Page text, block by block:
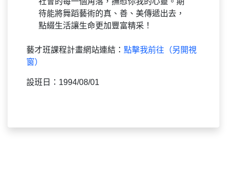
待能將舞蹈藝術的真、善、美傳遞出去，
點綴生活讓生命更加豐富精采！
藝才班課程計畫網站連結： 點擊我前往（另開視
窗）
設班日：1994/08/01